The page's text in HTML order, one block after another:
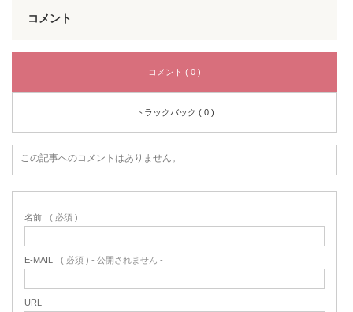
コメント
コメント ( 0 )
トラックバック ( 0 )
この記事へのコメントはありません。
名前 ( 必須 )
E-MAIL ( 必須 ) - 公開されません -
URL